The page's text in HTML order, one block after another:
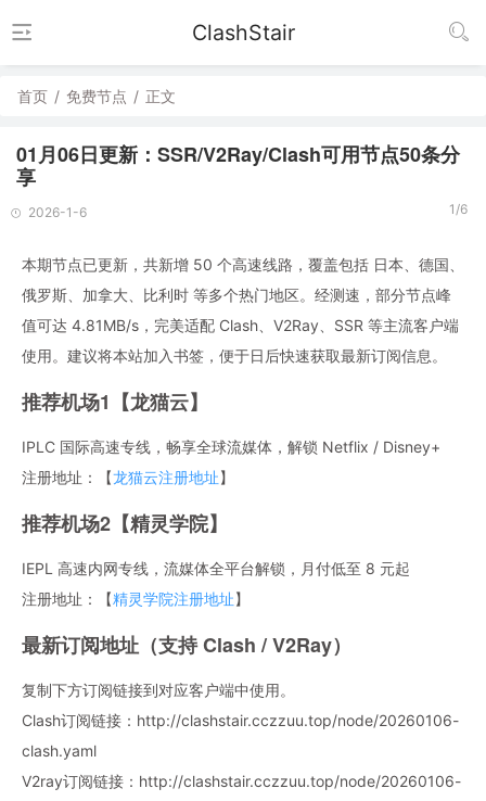
ClashStair
首页 / 免费节点 / 正文
01月06日更新：SSR/V2Ray/Clash可用节点50条分
享
2026-1-6 1/6
本期节点已更新，共新增 50 个高速线路，覆盖包括 日本、德国、
俄罗斯、加拿大、比利时 等多个热门地区。经测速，部分节点峰
值可达 4.81MB/s，完美适配 Clash、V2Ray、SSR 等主流客户端
使用。建议将本站加入书签，便于日后快速获取最新订阅信息。
推荐机场1【龙猫云】
IPLC 国际高速专线，畅享全球流媒体，解锁 Netflix / Disney+
注册地址：【龙猫云注册地址】
推荐机场2【精灵学院】
IEPL 高速内网专线，流媒体全平台解锁，月付低至 8 元起
注册地址：【精灵学院注册地址】
最新订阅地址（支持 Clash / V2Ray）
复制下方订阅链接到对应客户端中使用。
Clash订阅链接：http://clashstair.cczzuu.top/node/20260106-
clash.yaml
V2ray订阅链接：http://clashstair.cczzuu.top/node/20260106-